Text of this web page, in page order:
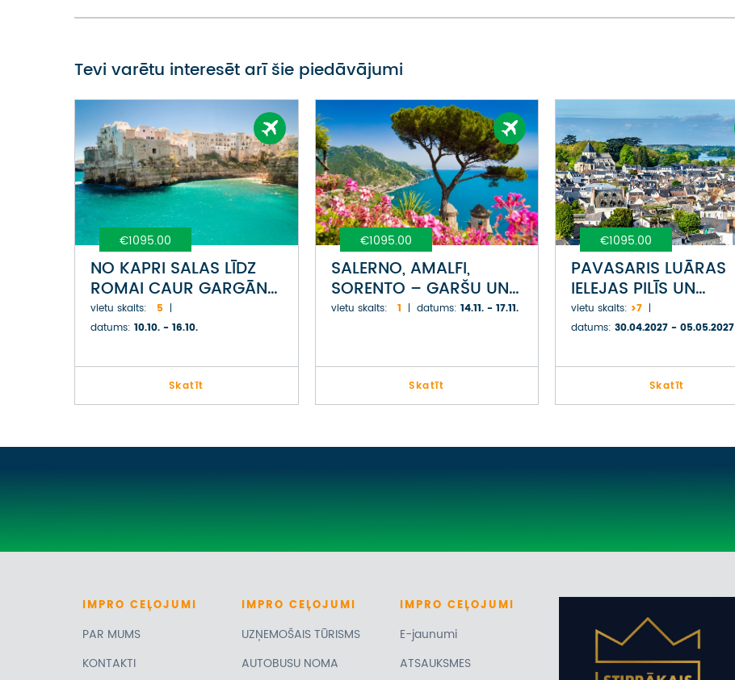
Tevi varētu interesēt arī šie piedāvājumi
€1095.00
NO KAPRI SALAS LĪDZ
ROMAI CAUR GARGĀNO
PUSSALAI
vietu skaits:
5
datums: 10.10. - 16.10.
Skatīt
€1095.00
SALERNO, AMALFI,
SORENTO – GARŠU UN
AINAVU CEĻOJUMS
vietu skaits: 1 datums: 14.11. - 17.11.
Skatīt
€1095.00
PAVASARIS LUĀRAS
IELEJAS PILĪS UN
DĀRZOS
vietu skaits: >7
datums: 30.04.2027 - 05.05.2027
Skatīt
IMPRO CEĻOJUMI
PAR MUMS
KONTAKTI
IMPRO CEĻOJUMI
UZŅEMOŠAIS TŪRISMS
AUTOBUSU NOMA
IMPROCEĻOJUMI
E-jaunumi
ATSAUKSMES